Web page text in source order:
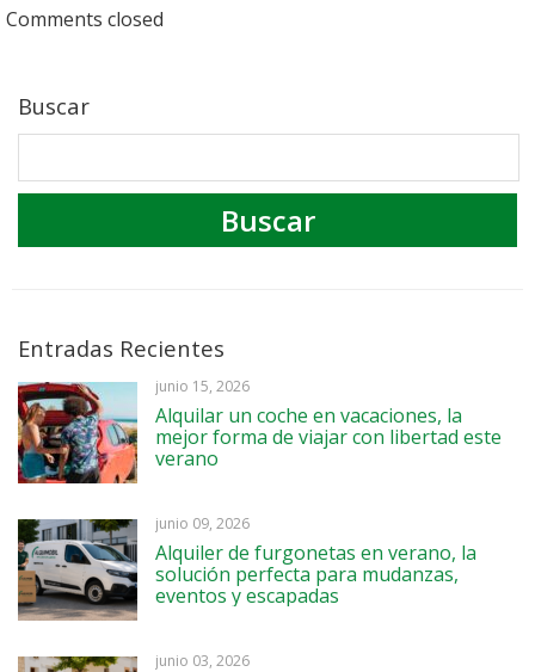
Comments closed
Buscar
Entradas Recientes
junio 15, 2026
Alquilar un coche en vacaciones, la
mejor forma de viajar con libertad este
verano
junio 09, 2026
Alquiler de furgonetas en verano, la
solución perfecta para mudanzas,
eventos y escapadas
junio 03, 2026